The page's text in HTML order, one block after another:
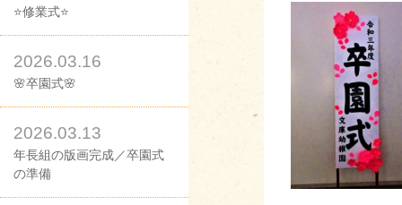
⭐修業式⭐
2026.03.16
🌸卒園式🌸
2026.03.13
年長組の版画完成／卒園式
の準備